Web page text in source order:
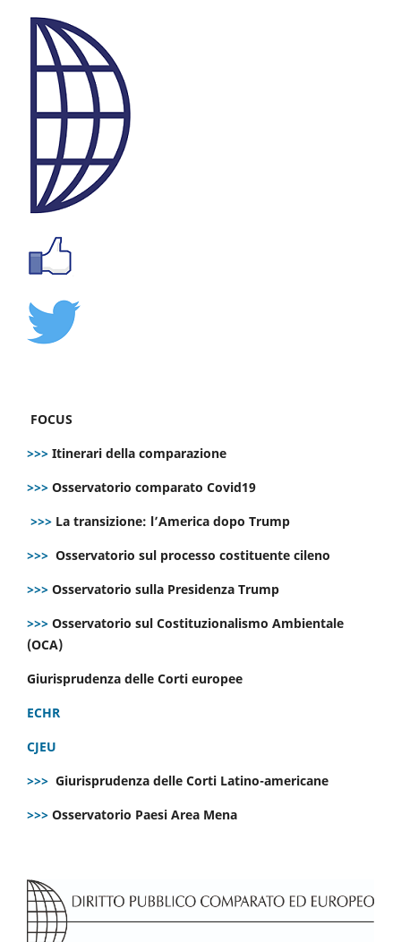
FOCUS
>>> Itinerari della comparazione
>>> Osservatorio comparato Covid19
>>> La transizione: l’America dopo Trump
>>> Osservatorio sul processo costituente cileno
>>> Osservatorio sulla Presidenza Trump
>>> Osservatorio sul Costituzionalismo Ambientale
(OCA)
Giurisprudenza delle Corti europee
ECHR
CJEU
>>> Giurisprudenza delle Corti Latino-americane
>>> Osservatorio Paesi Area Mena